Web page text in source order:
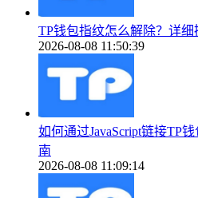
TP钱包指纹怎么解除？详
2026-08-08 11:50:39
如何通过JavaScript链接TP
南
2026-08-08 11:09:14